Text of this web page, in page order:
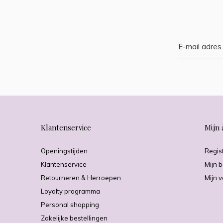
Klantenservice
Openingstijden
Klantenservice
Retourneren & Herroepen
Loyalty programma
Personal shopping
Zakelijke bestellingen
Mijn
Mijn
Mijn